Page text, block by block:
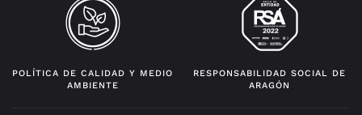
POLÍTICA DE CALIDAD Y MEDIO
AMBIENTE
RESPONSABILIDAD SOCIAL DE
ARAGÓN